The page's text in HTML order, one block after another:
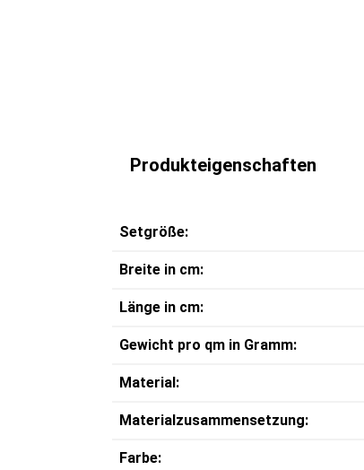
Produkteigenschaften
Setgröße:
Breite in cm:
Länge in cm:
Gewicht pro qm in Gramm:
Material:
Materialzusammensetzung:
Farbe: